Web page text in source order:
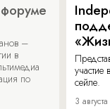
–
в
по
участие
сейле.
3